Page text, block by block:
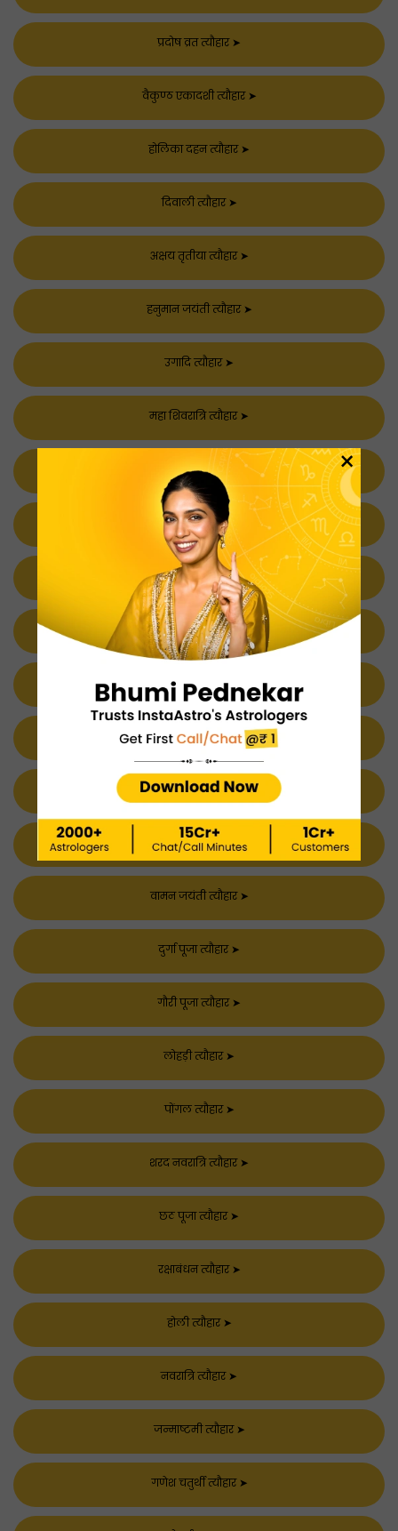
प्रदोष व्रत त्यौहार➤
वैकुण्ठ एकादशी त्यौहार➤
होलिका दहन त्यौहार➤
दिवाली त्यौहार➤
अक्षय तृतीया त्यौहार➤
हनुमान जयंती त्यौहार➤
उगादि त्यौहार➤
महा शिवरात्रि त्यौहार➤
बुद्ध पूर्णिमा त्यौहार ➤
करवा चौथ त्यौहार
नाग पंचमी त्यौहार➤
पंगुनी उथिरम त्यौहार➤
तुलसी विवाह त्यौहार
वरलक्ष्मी व्रतम त्यौहार➤
दत्तात्रेय जयंती त्यौहार➤
वसंत पंचमी त्यौहार➤
वामन जयंती त्यौहार➤
दुर्गा पूजा त्यौहार➤
गौरी पूजा त्यौहार➤
लोहड़ी त्यौहार➤
पोंगल त्यौहार➤
शरद नवरात्रि त्यौहार➤
छठ पूजा त्यौहार➤
रक्षाबंधन त्यौहार➤
होली त्यौहार➤
नवरात्रि त्यौहार➤
जन्माष्टमी त्यौहार➤
गणेश चतुर्थी त्यौहार➤
×